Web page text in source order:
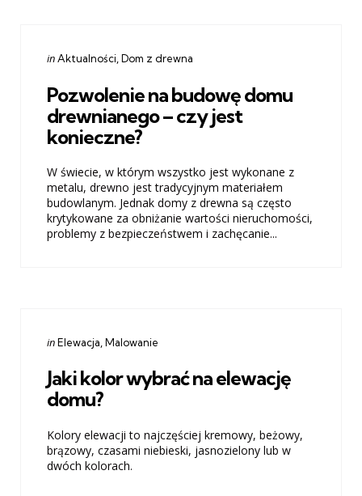
Categories
Posted
inAktualności Dom z drewna
Pozwolenie na budowę domu
drewnianego – czy jest
konieczne?
W świecie, w którym wszystko jest wykonane z
metalu, drewno jest tradycyjnym materiałem
budowlanym. Jednak domy z drewna są często
krytykowane za obniżanie wartości nieruchomości,
problemy z bezpieczeństwem i zachęcanie...
Categories
Posted
inElewacja Malowanie
Jaki kolor wybrać na elewację
domu?
Kolory elewacji to najczęściej kremowy, beżowy,
brązowy, czasami niebieski, jasnozielony lub w
dwóch kolorach.